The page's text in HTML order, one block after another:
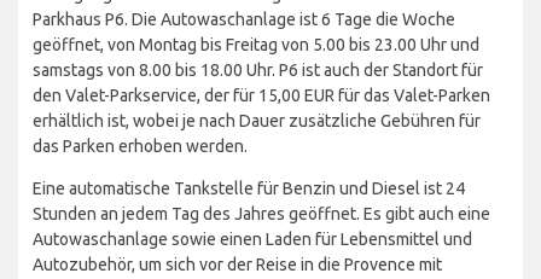
Parkhaus P6. Die Autowaschanlage ist 6 Tage die Woche
geöffnet, von Montag bis Freitag von 5.00 bis 23.00 Uhr und
samstags von 8.00 bis 18.00 Uhr. P6 ist auch der Standort für
den Valet-Parkservice, der für 15,00 EUR für das Valet-Parken
erhältlich ist, wobei je nach Dauer zusätzliche Gebühren für
das Parken erhoben werden.
Eine automatische Tankstelle für Benzin und Diesel ist 24
Stunden an jedem Tag des Jahres geöffnet. Es gibt auch eine
Autowaschanlage sowie einen Laden für Lebensmittel und
Autozubehör, um sich vor der Reise in die Provence mit